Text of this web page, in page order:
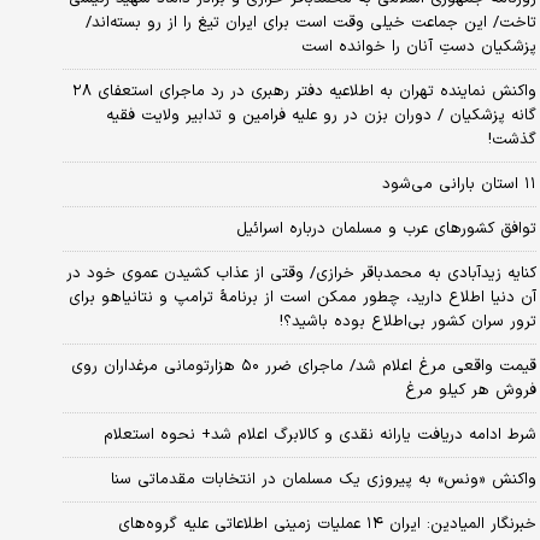
تاخت/ این جماعت خیلی وقت است برای ایران تیغ را از رو بسته‌اند/
پزشکیان دستِ آنان را خوانده است
واکنش نماینده تهران به اطلاعیه دفتر رهبری در رد ماجرای استعفای ۲۸
گانه پزشکیان / دوران بزن در رو علیه فرامین و تدابیر ولایت فقیه
گذشت!
۱۱ استان بارانی می‌شود
توافق کشورهای عرب و مسلمان درباره اسرائیل
کنایه زیدآبادی به محمدباقر خرازی/ وقتی از عذاب کشیدن عموی خود در
آن دنیا اطلاع دارید، چطور ممکن است از برنامهٔ ترامپ و نتانیاهو برای
ترور سران کشور بی‌اطلاع بوده باشید؟!
قیمت واقعی مرغ اعلام شد/ ماجرای ضرر ۵۰ هزارتومانی مرغداران روی
فروش هر کیلو مرغ
شرط ادامه دریافت یارانه نقدی و کالابرگ اعلام شد+ نحوه استعلام
واکنش «ونس» به پیروزی یک مسلمان در انتخابات مقدماتی سنا
خبرنگار المیادین: ایران ۱۴ عملیات زمینی اطلاعاتی علیه گروه‌های